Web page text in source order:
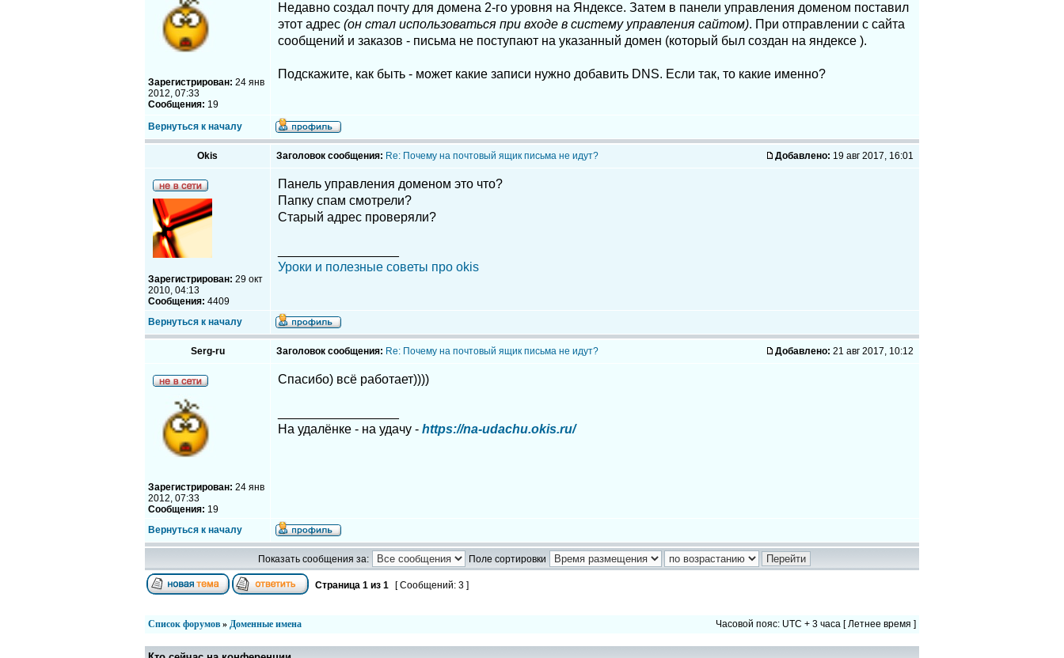
Зарегистрирован: 24 янв
2012, 07:33
Сообщения: 19
Недавно создал почту для домена 2-го уровня на Яндексе. Затем в панели управления доменом поставил
этот адрес (он стал использоваться при входе в систему управления сайтом). При отправлении с сайта
сообщений и заказов - письма не поступают на указанный домен (который был создан на яндексе ).
Подскажите, как быть - может какие записи нужно добавить DNS. Если так, то какие именно?
Вернуться к началу
Okis Заголовок сообщения: Re: Почему на почтовый ящик письма не идут? Добавлено: 19 авг 2017, 16:01
Зарегистрирован: 29 окт
2010, 04:13
Сообщения: 4409
Панель управления доменом это что?
Папку спам смотрели?
Старый адрес проверяли?
Уроки и полезные советы про okis
Вернуться к началу
Serg-ru Заголовок сообщения: Re: Почему на почтовый ящик письма не идут? Добавлено: 21 авг 2017, 10:12
Зарегистрирован: 24 янв
2012, 07:33
Сообщения: 19
Спасибо) всё работает))))
На удалёнке - на удачу - https://na-udachu.okis.ru/
Вернуться к началу
Показать сообщения за: Поле сортировки
Страница 1 из 1 [ Сообщений: 3 ]
Список форумов » Доменные имена Часовой пояс: UTC + 3 часа [ Летнее время ]